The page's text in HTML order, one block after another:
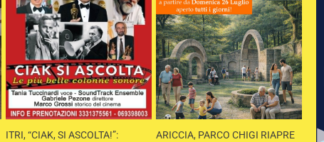
ITRI, “CIAK, SI ASCOLTA!”:
ARICCIA, PARCO CHIGI RIAPRE